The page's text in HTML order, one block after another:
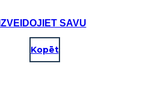
IZVEIDOJIET SAVU
Kopēt